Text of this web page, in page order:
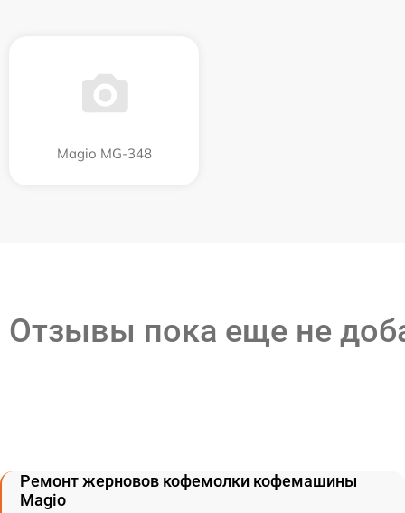
Magio MG-348
Отзывы пока еще не
Ремонт жерновов кофемолки кофемашины
Magio